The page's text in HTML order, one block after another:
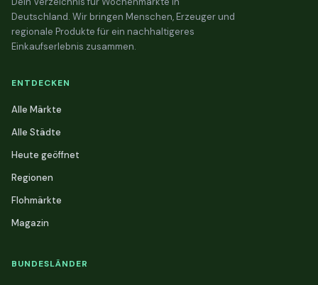
Deutschland. Wir bringen Menschen, Erzeuger und
regionale Produkte für ein nachhaltigeres
Einkaufserlebnis zusammen.
ENTDECKEN
Alle Märkte
Alle Städte
Heute geöffnet
Regionen
Flohmärkte
Magazin
BUNDESLÄNDER